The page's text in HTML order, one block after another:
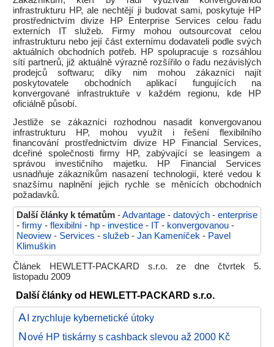
infrastrukturu HP, ale nechtějí ji budovat sami, poskytuje HP
prostřednictvím divize HP Enterprise Services celou řadu
externích IT služeb. Firmy mohou outsourcovat celou
infrastrukturu nebo její část externímu dodavateli podle svých
aktuálních obchodních potřeb. HP spolupracuje s rozsáhlou
sítí partnerů, již aktuálně výrazně rozšířilo o řadu nezávislých
prodejců softwaru; díky nim mohou zákazníci najít
poskytovatele obchodních aplikací fungujících na
konvergované infrastruktuře v každém regionu, kde HP
oficiálně působí.
Jestliže se zákazníci rozhodnou nasadit konvergovanou
infrastrukturu HP, mohou využít i řešení flexibilního
financování prostřednictvím divize HP Financial Services,
dceřiné společnosti firmy HP, zabývající se leasingem a
správou investičního majetku. HP Financial Services
usnadňuje zákazníkům nasazení technologií, které vedou k
snazšímu naplnění jejich rychle se měnících obchodních
požadavků.
Další články k tématům -Advantage - datových - enterprise
- firmy - flexibilní - hp - investice - IT - konvergovanou -
Neoview - Services - služeb - Jan Kameníček - Pavel
Klimuškin
Článek HEWLETT-PACKARD s.r.o. ze dne čtvrtek 5.
listopadu 2009
Další články od HEWLETT-PACKARD s.r.o.
AI zrychluje kybernetické útoky
Nové HP tiskárny s cashback slevou až 2000 Kč